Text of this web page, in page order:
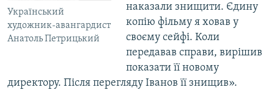
Український
художник-авангардист
Анатоль Петрицький
наказали знищити. Єдину
копію фільму я ховав у
своєму сейфі. Коли
передавав справи, вирішив
показати її новому
директору. Після перегляду Іванов її знищив».